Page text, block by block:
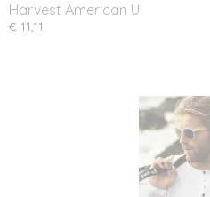
Harvest American U
€ 11,11